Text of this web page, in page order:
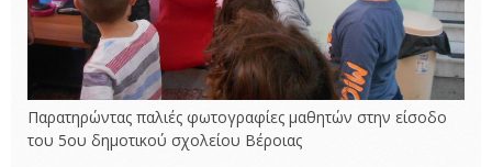
Παρατηρώντας παλιές φωτογραφίες μαθητών στην είσοδο
του 5ου δημοτικού σχολείου Βέροιας